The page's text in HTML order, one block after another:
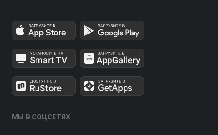
МЫ В СОЦСЕТЯХ